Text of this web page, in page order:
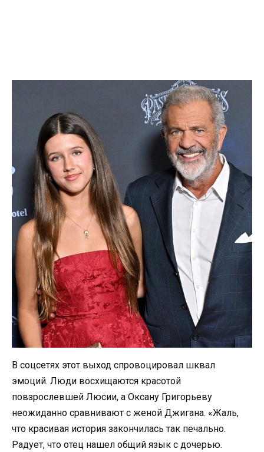
В соцсетях этот выход спровоцировал шквал
эмоций. Люди восхищаются красотой
повзрослевшей Люсии, а Оксану Григорьеву
неожиданно сравнивают с женой Джигана. «Жаль,
что красивая история закончилась так печально.
Радует, что отец нашел общий язык с дочерью.